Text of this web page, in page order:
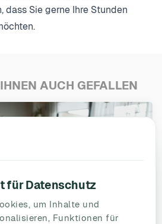
für Datenschutz
um Inhalte und
Funktionen für
dass Sie gerne Ihre Stunden
AUCH GEFALLEN